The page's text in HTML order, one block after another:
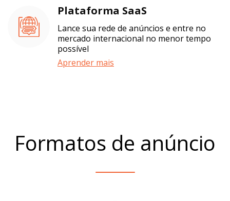
Plataforma SaaS
Lance sua rede de anúncios e entre no
mercado internacional no menor tempo
possível
Aprender mais
Formatos de anúncio